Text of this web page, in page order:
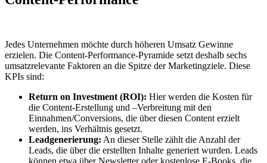
Jedes Unternehmen möchte durch höheren Umsatz Gewinne
erzielen. Die Content-Performance-Pyramide setzt deshalb sechs
umsatzrelevante Faktoren an die Spitze der Marketingziele. Diese
KPIs sind:
Return on Investment (ROI): Hier werden die Kosten für
die Content-Erstellung und –Verbreitung mit den
Einnahmen/Conversions, die über diesen Content erzielt
werden, ins Verhältnis gesetzt.
Leadgenerierung: An dieser Stelle zählt die Anzahl der
Leads, die über die erstellten Inhalte generiert wurden. Leads